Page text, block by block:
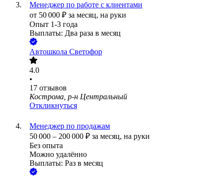
Менеджер по работе с клиентами
от 50 000 ₽ за месяц, на руки
Опыт 1-3 года
Выплаты: Два раза в месяц
Автошкола Светофор
4.0
•
17 отзывов
Кострома, р-н Центральный
Откликнуться
Менеджер по продажам
50 000 – 200 000 ₽ за месяц, на руки
Без опыта
Можно удалённо
Выплаты: Раз в месяц